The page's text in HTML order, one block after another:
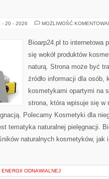
- 20 - 2026 MOŻLIWOŚĆ
Bioarp24.pl to internetowa
się wokół produktów
naturą. Strona może być
źródło informacji dla osób,
kosmetykami opartymi na
strona, która wpisuje się w
Polecamy Kosmetyki dla
tematyka naturalnej pielęgnacji.
naturalnych kosmetyków, jak
ODNAWIALNEJ